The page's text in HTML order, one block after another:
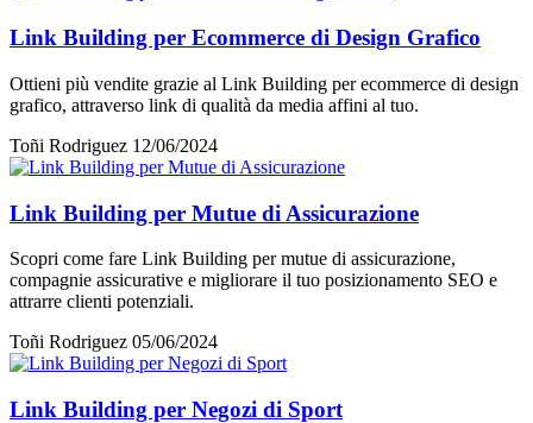
Link Building per Ecommerce di Design Grafico
Ottieni più vendite grazie al Link Building per ecommerce di design
grafico, attraverso link di qualità da media affini al tuo.
Toñi Rodriguez 12/06/2024
Link Building per Mutue di Assicurazione
Scopri come fare Link Building per mutue di assicurazione,
compagnie assicurative e migliorare il tuo posizionamento SEO e
attrarre clienti potenziali.
Toñi Rodriguez 05/06/2024
Link Building per Negozi di Sport